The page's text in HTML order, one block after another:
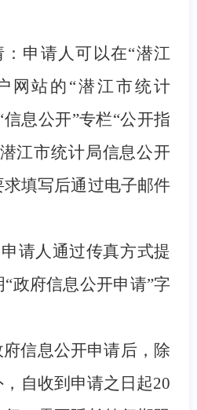
申请人可以在“潜江
网站的“潜江市统计
息公开”专栏“公开指
江市统计局信息公开
填写后通过电子邮件
请人通过传真方式提
政府信息公开申请”字
信息公开申请后，除
自收到申请之日起20